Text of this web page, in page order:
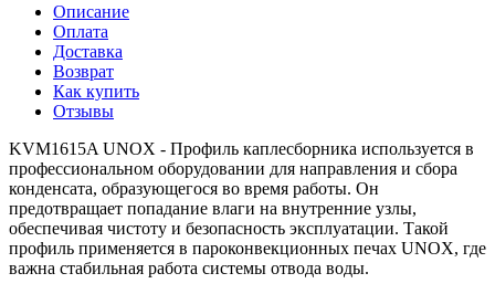
Описание
Оплата
Доставка
Возврат
Как купить
Отзывы
KVM1615A UNOX - Профиль каплесборника используется в
профессиональном оборудовании для направления и сбора
конденсата, образующегося во время работы. Он
предотвращает попадание влаги на внутренние узлы,
обеспечивая чистоту и безопасность эксплуатации. Такой
профиль применяется в пароконвекционных печах UNOX, где
важна стабильная работа системы отвода воды.